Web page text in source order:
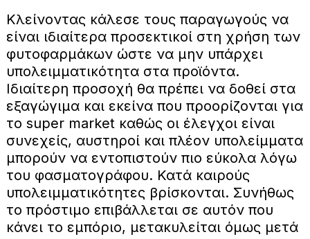
Κλείνοντας κάλεσε τους παραγωγούς να
είναι ιδιαίτερα προσεκτικοί στη χρήση των
φυτοφαρμάκων ώστε να μην υπάρχει
υπολειμματικότητα στα προϊόντα.
Ιδιαίτερη προσοχή θα πρέπει να δοθεί στα
εξαγώγιμα και εκείνα που προορίζονται για
το super market καθώς οι έλεγχοι είναι
συνεχείς, αυστηροί και πλέον υπολείμματα
μπορούν να εντοπιστούν πιο εύκολα λόγω
του φασματογράφου. Κατά καιρούς
υπολειμματικότητες βρίσκονται. Συνήθως
το πρόστιμο επιβάλλεται σε αυτόν που
κάνει το εμπόριο, μετακυλείται όμως μετά